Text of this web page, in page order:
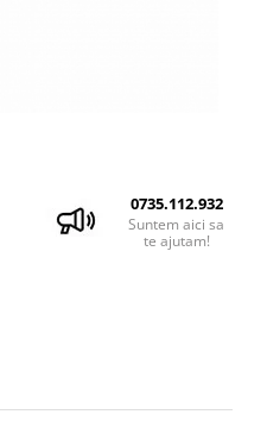
0735.112.932
Suntem aici sa
te ajutam!